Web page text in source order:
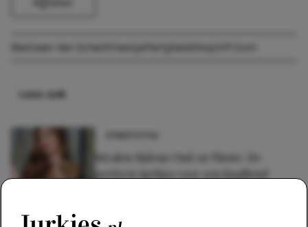
Bastiaan Van Schaik Feestje Sale ShopVIP.com
Lees ook
Stralen tijdens Oud en Nieuw: De
perfecte jurkjes voor een knallend
TRENDS